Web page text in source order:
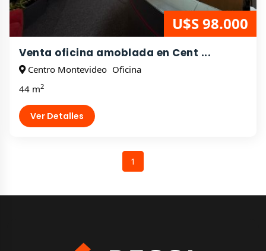
U$S 98.000
Venta oficina amoblada en Cent ...
Centro Montevideo Oficina
44 m2
Ver Detalles
1